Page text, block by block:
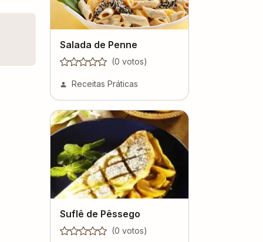
Salada de Penne
(0 votos)
Receitas Práticas
Suflê de Pêssego
(0 votos)